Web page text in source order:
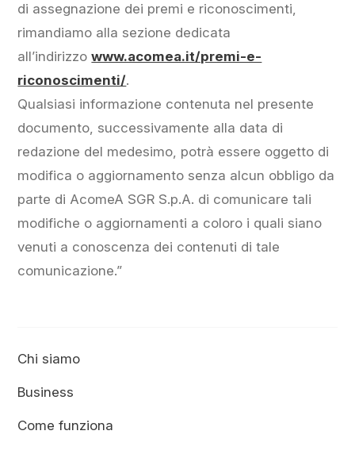
di assegnazione dei premi e riconoscimenti,
rimandiamo alla sezione dedicata
all’indirizzowww.acomea.it/premi-e-
riconoscimenti/.
Qualsiasi informazione contenuta nel presente
documento, successivamente alla data di
redazione del medesimo, potrà essere oggetto di
modifica o aggiornamento senza alcun obbligo da
parte di AcomeA SGR S.p.A. di comunicare tali
modifiche o aggiornamenti a coloro i quali siano
venuti a conoscenza dei contenuti di tale
comunicazione.”
Chi siamo
Business
Come funziona